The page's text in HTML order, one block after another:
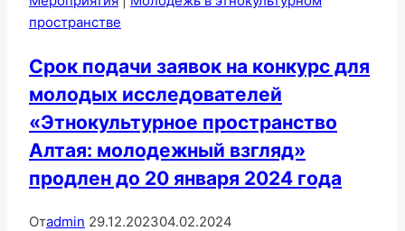
пространстве
Срок подачи заявок на конкурс для
молодых исследователей
«Этнокультурное пространство
Алтая: молодежный взгляд»
продлен до 20 января 2024 года
Отadmin 29.12.202304.02.2024